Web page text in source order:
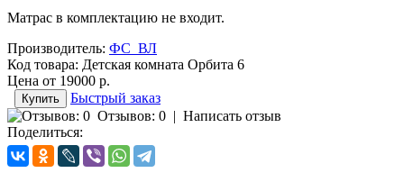
Матрас в комплектацию не входит.
Производитель: ФС_ВЛ
Код товара: Детская комната Орбита 6
Цена от 19000 р.
Быстрый заказ
Отзывов: 0 | Написать отзыв
Поделиться: